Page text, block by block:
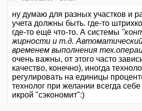
ну думаю для разных участков и
учета должны быть. где-то
где-то ещё что-то. А системы
жирности и т.д.
временем выполнения
очень важны, от этого часто
качество, конечно), иногда
регулировать на единицы
технолог при желании всегда
икрой "сэкономит":)